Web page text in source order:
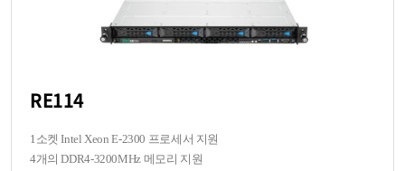
RE114
1소켓 Intel Xeon E-2300 프로세서 지원
4개의 DDR4-3200MHz 메모리 지원